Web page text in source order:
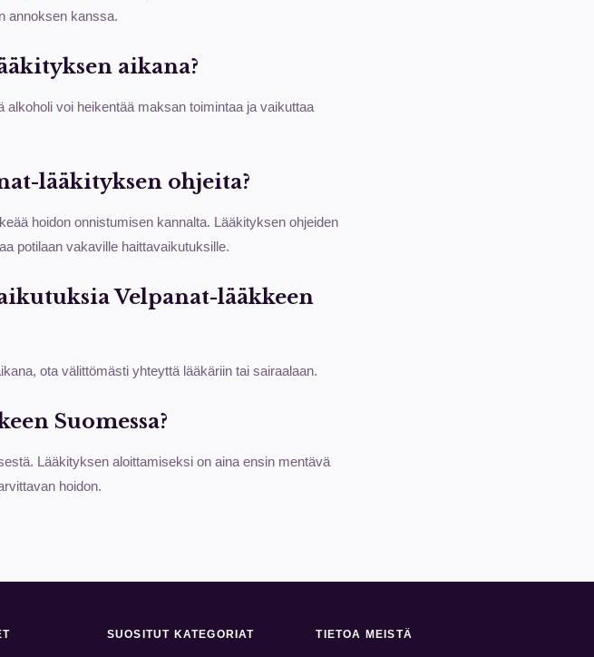
annoksen kanssa.
aikana?
voi heikentää maksan toimintaa ja vaikuttaa
lääkityksen ohjeita?
hoidon onnistumisen kannalta. Lääkityksen ohjeiden
potilaan vakaville haittavaikutuksille.
Velpanat-lääkkeen
ota välittömästi yhteyttä lääkäriin tai sairaalaan.
Suomessa?
Lääkityksen aloittamiseksi on aina ensin mentävä
hoidon.
SUOSITUT KATEGORIAT TIETOA MEISTÄ